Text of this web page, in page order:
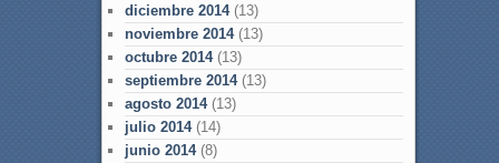
diciembre 2014(13)
noviembre 2014(13)
octubre 2014(13)
septiembre 2014(13)
agosto 2014(13)
julio 2014(14)
junio 2014(8)